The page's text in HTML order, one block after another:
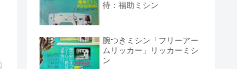
待：福助ミシン
腕つきミシン「フリーアー
ムリッカー」リッカーミシ
ン